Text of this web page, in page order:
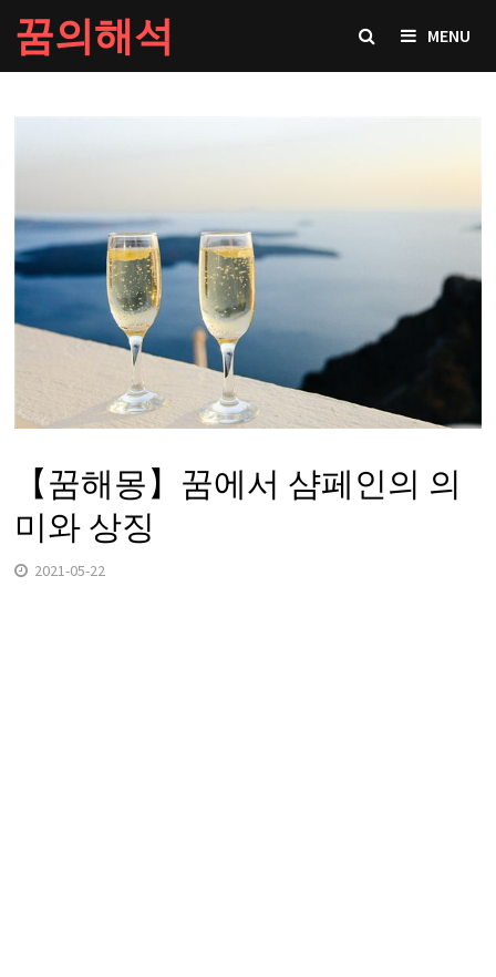
Skip
to
content
꿈의해석 MENU
【꿈해몽】꿈에서 샴페인의 의
미와 상징
2021-05-22